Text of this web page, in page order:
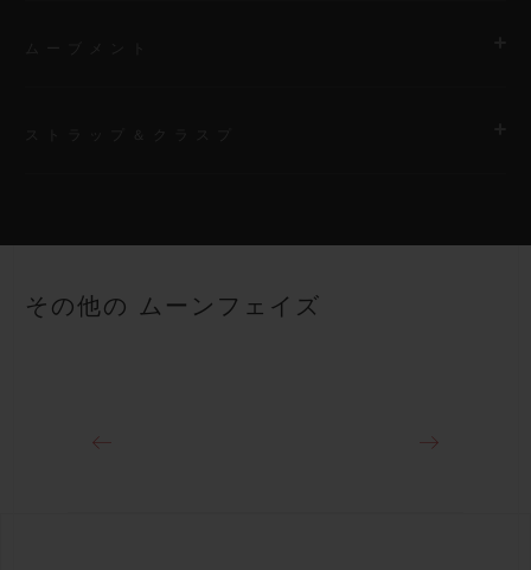
約48時間
ストラップ
その他の ムーンフェイズ